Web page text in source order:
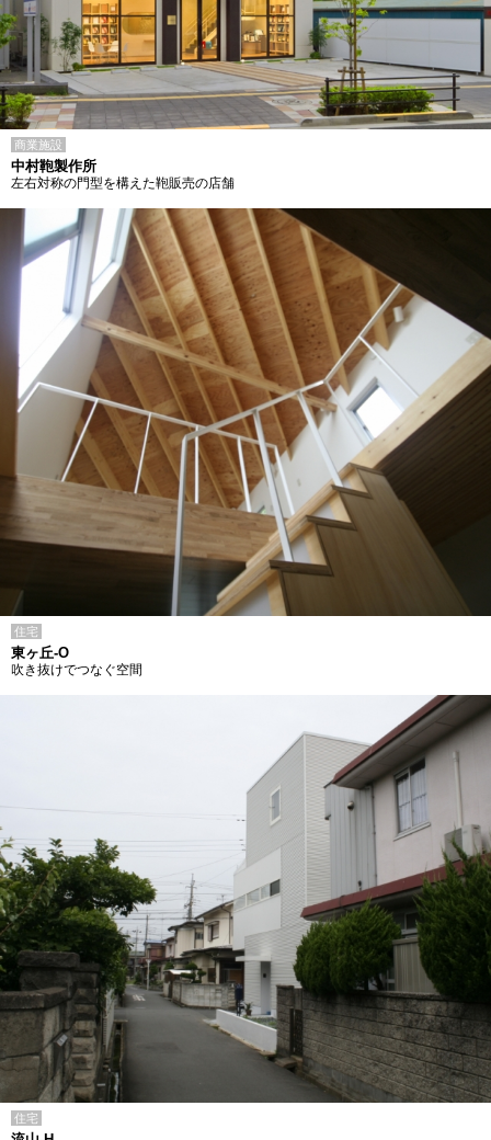
商業施設
中村鞄製作所
左右対称の門型を構えた鞄販売の店舗
住宅
東ヶ丘-O
吹き抜けでつなぐ空間
住宅